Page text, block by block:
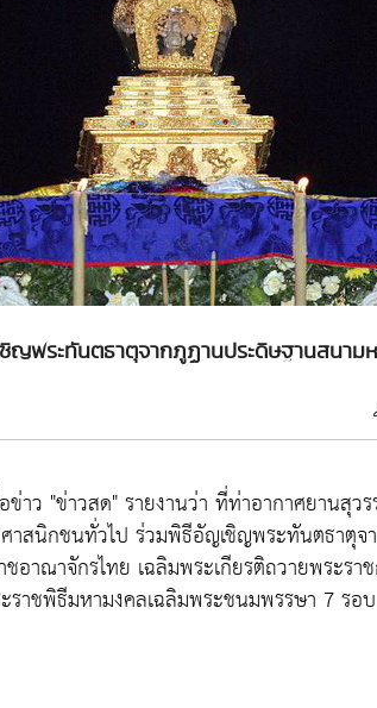
ญพระทันตธาตุจากภูฏานประดิษฐานสนาม
าว "ข่าวสด" รายงานว่า ที่ท่าอากาศยานสุ
สนิกชนทั่วไป ร่วมพิธีอัญเชิญพระทันตธาตุจ
อาณาจักรไทย เฉลิมพระเกียรติถวายพระร
ราชพิธีมหามงคลเฉลิมพระชนมพรรษา 7 รอ